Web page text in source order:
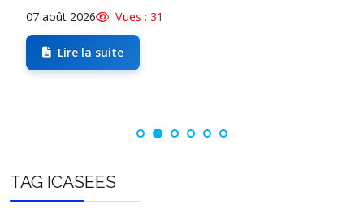
07 août 2026 Vues : 31
Lire la suite
TAG ICASEES